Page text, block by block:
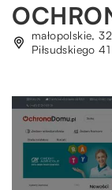
małopolskie,
Piłsudskiego 41